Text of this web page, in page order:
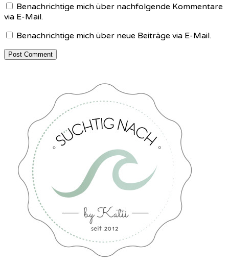
Benachrichtige mich über nachfolgende Kommentare
via E-Mail.
Benachrichtige mich über neue Beiträge via E-Mail.